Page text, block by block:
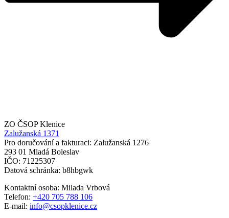
ZO ČSOP Klenice
Zalužanská 1371
Pro doručování a fakturaci: Zalužanská 1276
293 01 Mladá Boleslav
IČO: 71225307
Datová schránka: b8hbgwk
Kontaktní osoba: Milada Vrbová
Telefon: +420 705 788 106
E-mail: info@csopklenice.cz